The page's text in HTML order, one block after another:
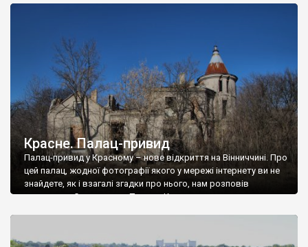
Красне. Палац-привид
Палац-привид у Красному – нове відкриття на Вінниччині. Про
цей палац, жодної фотографії якого у мережі інтернету ви не
знайдете, як і взагалі згадки про нього, нам розповів
мешканець Самгородка. Палац у Красному вразив не лише